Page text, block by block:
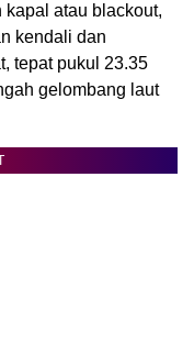
atau blackout,
kendali dan
tepat pukul 23.35
gelombang laut